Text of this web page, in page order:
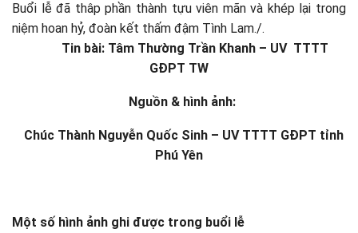
Buổi lễ đã thâp phần thành tựu viên mãn và khép lại trong
niệm hoan hỷ, đoàn kết thấm đậm Tình Lam./.
Tin bài: Tâm Thường Trần Khanh – UV TTTT
GĐPT TW
Nguồn & hình ảnh:
Chúc Thành Nguyễn Quốc Sinh – UV TTTT GĐPT tỉnh
Phú Yên
Một số hình ảnh ghi được trong buổi lễ